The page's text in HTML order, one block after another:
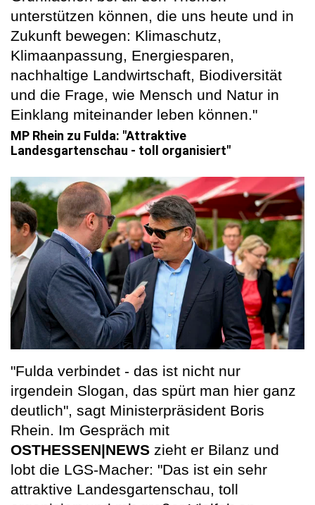
unterstützen können, die uns heute und in
Zukunft bewegen: Klimaschutz,
Klimaanpassung, Energiesparen,
nachhaltige Landwirtschaft, Biodiversität
und die Frage, wie Mensch und Natur in
Einklang miteinander leben können."
MP Rhein zu Fulda: "Attraktive
Landesgartenschau - toll organisiert"
"Fulda verbindet - das ist nicht nur
irgendein Slogan, das spürt man hier ganz
deutlich", sagt Ministerpräsident Boris
Rhein. Im Gespräch mit
OSTHESSEN|NEWS zieht er Bilanz und
lobt die LGS-Macher: "Das ist ein sehr
attraktive Landesgartenschau, toll